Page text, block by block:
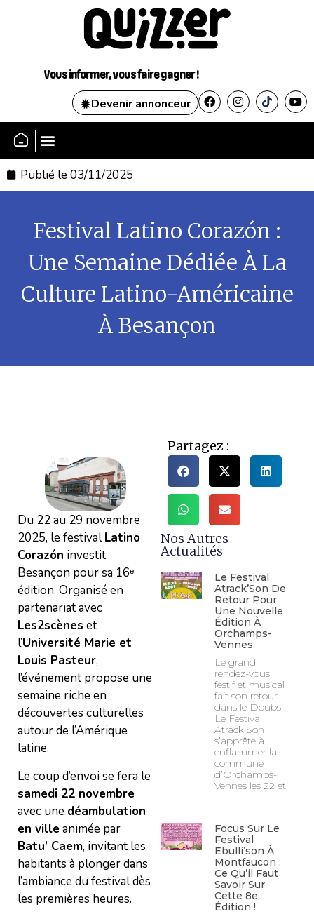
Vous informer, vous faire gagner !
Devenir annonceur
Publié le03/11/2025
Festival Latino Corazón :
Une Semaine Dédiée À La
Culture Latino-Américaine
À Besançon
Du 22 au 29 novembre
2025, le festivalLatino
Corazón investit
Besançon pour sa 16ᵉ
édition. Organisé en
partenariat avec
Les2scènes et
l’Université Marie et
Louis Pasteur,
l’événement propose une
semaine riche en
découvertes culturelles
autour de l’Amérique
latine.
Le coup d’envoi se fera le
samedi 22 novembre
avec une déambulation
en ville animée par
Batu’ Caem, invitant les
habitants à plonger dans
l’ambiance du festival dès
les premières heures.
Partagez :
Nos Autres
Actualités
Le Festival
Atrack’Son De
Retour Pour
Une Nouvelle
Édition À
Orchamps-
Vennes
Le grand
rendez-vous
festif et musical
fait son retour
dans le Doubs !
Le Festival
Atrack’Son
s’apprête à
enflammer la
commune
d’Orchamps-
Vennes les 22 et
Focus Sur Le
Festival
Ebulli’son À
Montfaucon :
Ce Qu’il Faut
Savoir Sur
Cette 8e
Édition !